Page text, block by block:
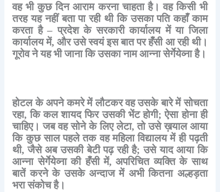
वह भी कुछ दिन आराम करना चाहता है। वह किसी भी
तरह यह नहीं बता पा रही थी कि उसका पति कहाँ काम
करता है–प्रदेश के सरकारी कार्यालय में या जिला
कार्यालय में, और उसे स्वयं इस बात पर हँसी आ रही थी।
गूरोव ने यह भी जाना कि उसका नाम आन्ना सेर्गेयेव्ना है।
होटल के अपने कमरे में लौटकर वह उसके बारे में सोचता
रहा,कि कल शायद फिर उसकी भेंट होगी;ऐसा होना ही
चाहिए। जब वह सोने के लिए लेटा,तो उसे ख़याल आया
कि कुछ साल पहले तक वह महिला विद्यालय में ही पढ़ती
थी,जैसे अब उसकी बेटी पढ़ रही है;उसे याद आया कि
आन्ना सेर्गेयेव्ना की हँसी में,अपरिचित व्यक्ति के साथ
बातें करने के उसके अन्दाज में अभी कितना अल्हड़ता
भरा संकोच है।